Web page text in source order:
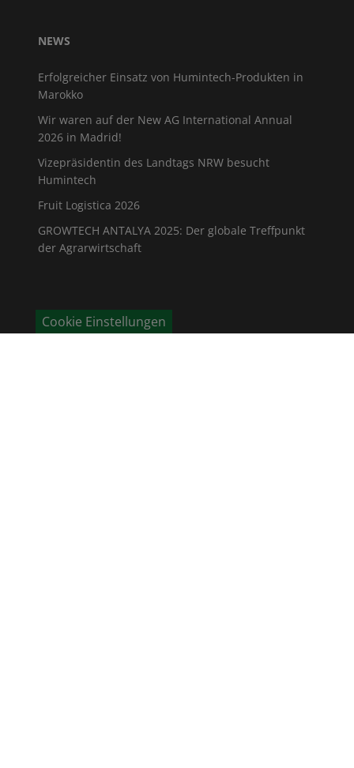
NEWS
Erfolgreicher Einsatz von Humintech-Produkten in
Marokko
Wir waren auf der New AG International Annual
2026 in Madrid!
Vizepräsidentin des Landtags NRW besucht
Humintech
Fruit Logistica 2026
GROWTECH ANTALYA 2025: Der globale Treffpunkt
der Agrarwirtschaft
Cookie Einstellungen